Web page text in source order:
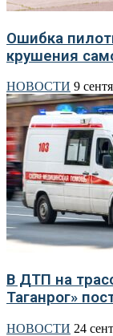
Ошибка
крушения
НОВОСТИ 9
В ДТП на
Таганрог»
НОВОСТИ 24